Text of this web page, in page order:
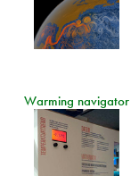
Warming navigator